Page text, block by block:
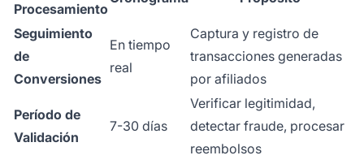
Procesamiento
Seguimiento
de
Conversiones
En tiempo
real
Captura y registro de
transacciones generadas
por afiliados
Período de
Validación
7-30 días
Verificar legitimidad,
detectar fraude, procesar
reembolsos